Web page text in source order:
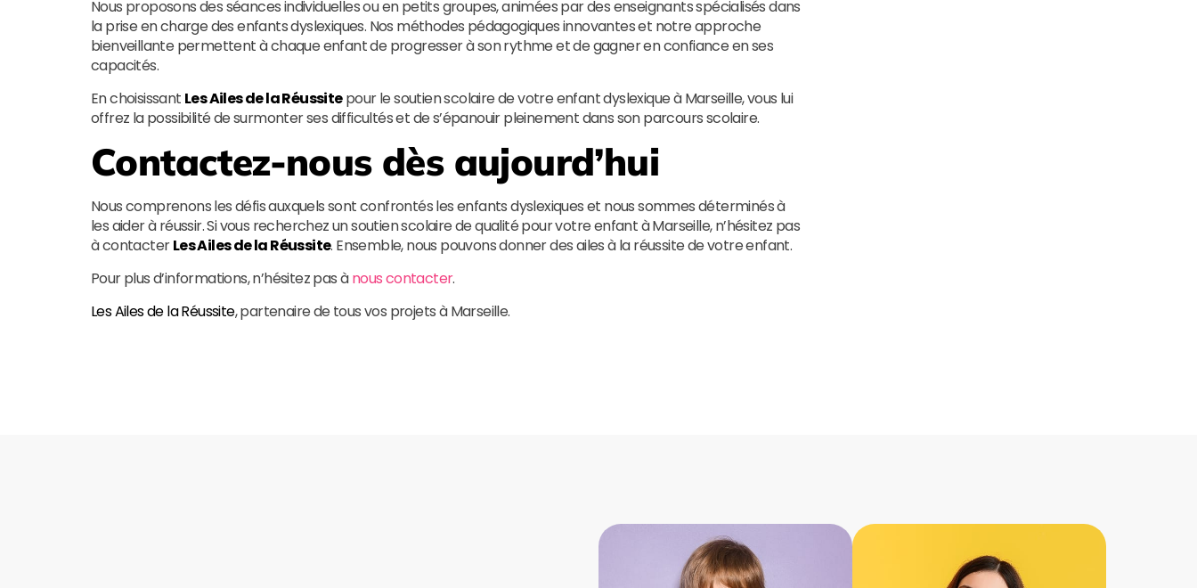
Nous proposons des séances individuelles ou en petits groupes, animées par des enseignants spécialisés dans
la prise en charge des enfants dyslexiques. Nos méthodes pédagogiques innovantes et notre approche
bienveillante permettent à chaque enfant de progresser à son rythme et de gagner en confiance en ses
capacités.
En choisissant Les Ailes de la Réussitepour le soutien scolaire de votre enfant dyslexique à Marseille, vous lui
offrez la possibilité de surmonter ses difficultés et de s’épanouir pleinement dans son parcours scolaire.
Contactez-nous dès aujourd’hui
Nous comprenons les défis auxquels sont confrontés les enfants dyslexiques et nous sommes déterminés à
les aider à réussir. Si vous recherchez un soutien scolaire de qualité pour votre enfant à Marseille, n’hésitez pas
à contacterLes Ailes de la Réussite. Ensemble, nous pouvons donner des ailes à la réussite de votre enfant.
Pour plus d’informations, n’hésitez pas ànous contacter.
Les Ailes de la Réussite, partenaire de tous vos projets à Marseille.